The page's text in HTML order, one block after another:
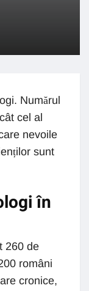
Numărul
cel al
nevoile
sunt
în
260 de
români
cronice,